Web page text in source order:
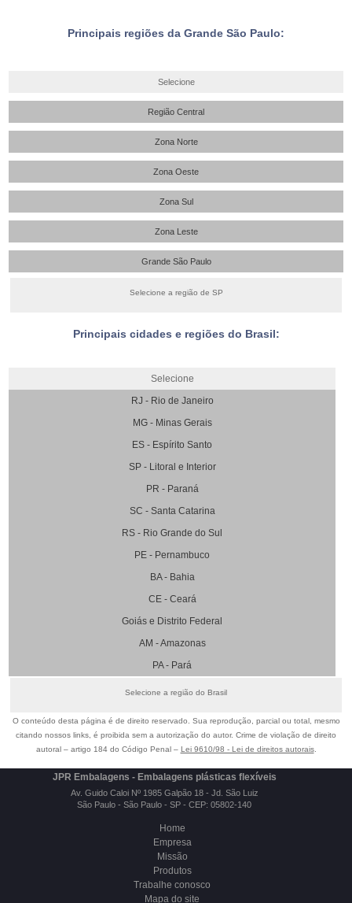
Principais regiões da Grande São Paulo:
Selecione
Região Central
Zona Norte
Zona Oeste
Zona Sul
Zona Leste
Grande São Paulo
Selecione a região de SP
Principais cidades e regiões do Brasil:
Selecione
RJ - Rio de Janeiro
MG - Minas Gerais
ES - Espírito Santo
SP - Litoral e Interior
PR - Paraná
SC - Santa Catarina
RS - Rio Grande do Sul
PE - Pernambuco
BA - Bahia
CE - Ceará
Goiás e Distrito Federal
AM - Amazonas
PA - Pará
Selecione a região do Brasil
O conteúdo desta página é de direito reservado. Sua reprodução, parcial ou total, mesmo
citando nossos links, é proibida sem a autorização do autor. Crime de violação de direito
autoral – artigo 184 do Código Penal – Lei 9610/98 - Lei de direitos autorais.
JPR Embalagens - Embalagens plásticas flexíveis
Av. Guido Caloi Nº 1985 Galpão 18 - Jd. São Luiz
São Paulo - São Paulo - SP - CEP: 05802-140
Home
Empresa
Missão
Produtos
Trabalhe conosco
Mapa do site